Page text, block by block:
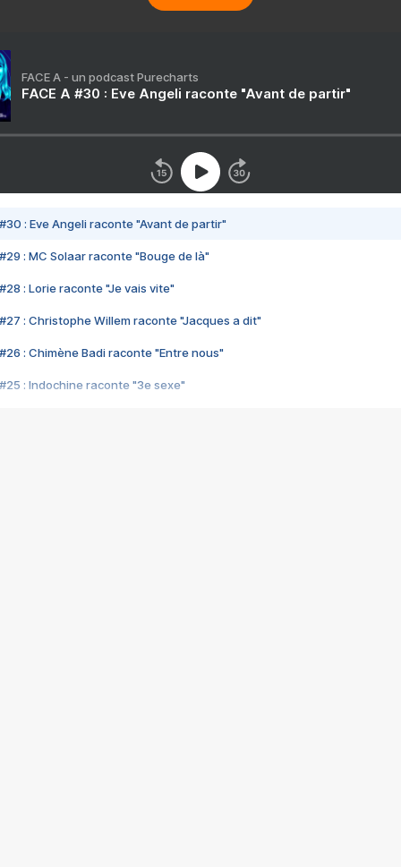
FACE A - un podcast Purecharts
FACE A #30 : Eve Angeli raconte "Avant de partir"
#30 : Eve Angeli raconte "Avant de partir"
#29 : MC Solaar raconte "Bouge de là"
#28 : Lorie raconte "Je vais vite"
#27 : Christophe Willem raconte "Jacques a dit"
#26 : Chimène Badi raconte "Entre nous"
#25 : Indochine raconte "3e sexe"